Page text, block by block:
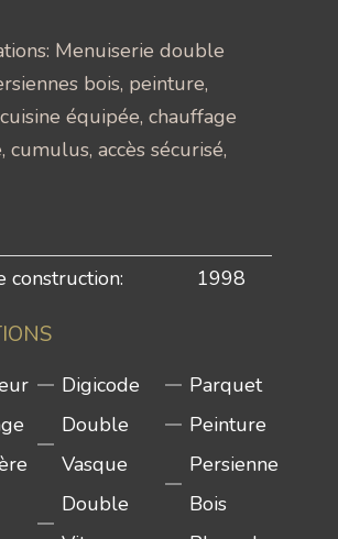
Menuiserie double
bois, peinture,
équipée, chauffage
cumulus, accès sécurisé,
construction: 1998
Digicode
Double
Vasque
Double
Parquet
Peinture
Persienne
Bois